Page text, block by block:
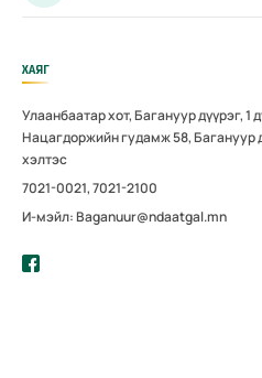
ХАЯГ
Улаанбаатар хот, Багануур дүүрэг, 1
Нацагдоржийн гудамж 58, Багануур
хэлтэс
7021-0021, 7021-2100
И-мэйл: Baganuur@ndaatgal.mn